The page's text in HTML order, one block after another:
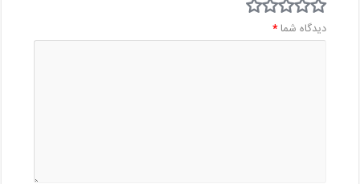
دیدگاه شما*